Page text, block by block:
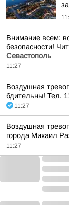
Внимание всем:
безопасности!
Севастополь
11:27
Воздушная
бдительны! Тел.
11:27
Воздушная
города Михаил
11:27